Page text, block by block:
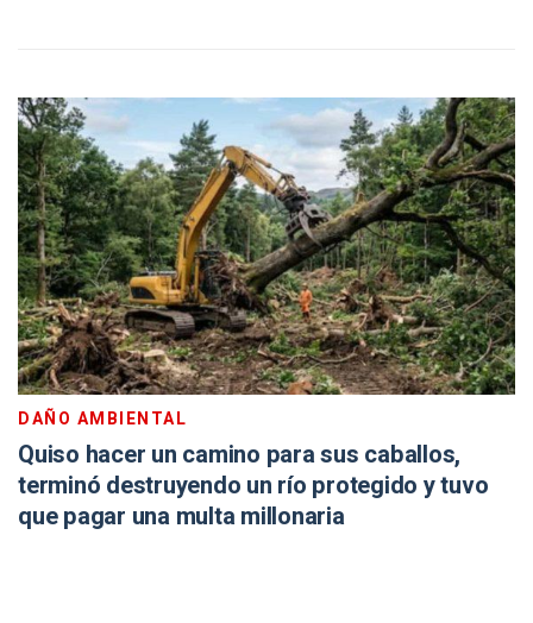
DAÑO AMBIENTAL
Quiso hacer un camino para sus caballos,
terminó destruyendo un río protegido y tuvo
que pagar una multa millonaria